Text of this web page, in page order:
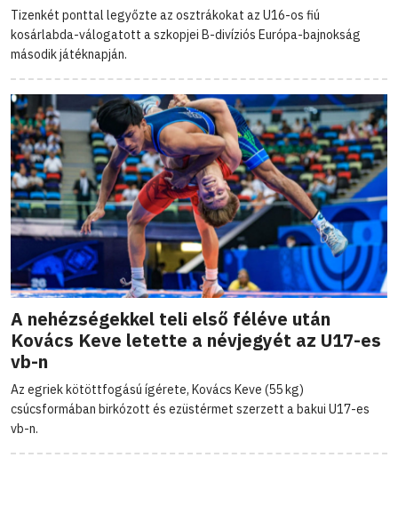
Tizenkét ponttal legyőzte az osztrákokat az U16-os fiú
kosárlabda-válogatott a szkopjei B-divíziós Európa-bajnokság
második játéknapján.
A nehézségekkel teli első féléve után
Kovács Keve letette a névjegyét az U17-es
vb-n
Az egriek kötöttfogású ígérete, Kovács Keve (55 kg)
csúcsformában birkózott és ezüstérmet szerzett a bakui U17-es
vb-n.